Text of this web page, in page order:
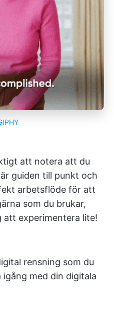
att notera att du
guiden till punkt och
arbetsflöde för att
som du brukar,
att experimentera lite!
rensning som du
med din digitala